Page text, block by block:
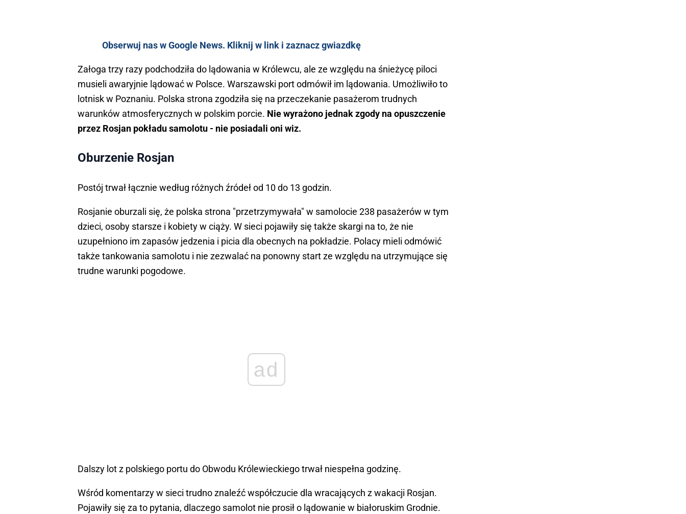
Obserwuj nas w Google News. Kliknij w link i zaznacz gwiazdkę
Załoga trzy razy podchodziła do lądowania w Królewcu, ale ze względu na śnieżycę piloci
musieli awaryjnie lądować w Polsce. Warszawski port odmówił im lądowania. Umożliwiło to
lotnisk w Poznaniu. Polska strona zgodziła się na przeczekanie pasażerom trudnych
warunków atmosferycznych w polskim porcie. Nie wyrażono jednak zgody na opuszczenie
przez Rosjan pokładu samolotu - nie posiadali oni wiz.
Oburzenie Rosjan
Postój trwał łącznie według różnych źródeł od 10 do 13 godzin.
Rosjanie oburzali się, że polska strona "przetrzymywała" w samolocie 238 pasażerów w tym
dzieci, osoby starsze i kobiety w ciąży. W sieci pojawiły się także skargi na to, że nie
uzupełniono im zapasów jedzenia i picia dla obecnych na pokładzie. Polacy mieli odmówić
także tankowania samolotu i nie zezwalać na ponowny start ze względu na utrzymujące się
trudne warunki pogodowe.
ad
Dalszy lot z polskiego portu do Obwodu Królewieckiego trwał niespełna godzinę.
Wśród komentarzy w sieci trudno znaleźć współczucie dla wracających z wakacji Rosjan.
Pojawiły się za to pytania, dlaczego samolot nie prosił o lądowanie w białoruskim Grodnie.